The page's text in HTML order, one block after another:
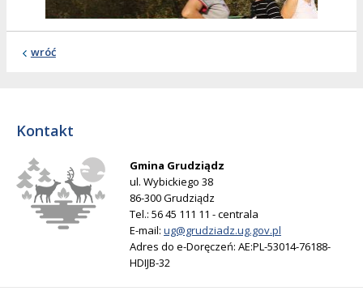
wróć
Kontakt
Gmina Grudziądz
ul. Wybickiego 38
86-300 Grudziądz
Tel.: 56 45 111 11 - centrala
E-mail: ug@grudziadz.ug.gov.pl
Adres do e-Doręczeń: AE:PL-53014-76188-
HDIJB-32